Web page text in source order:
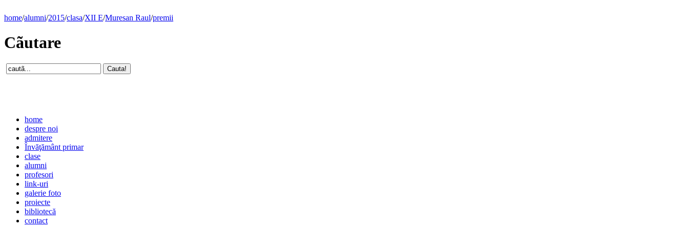
home/alumni/2015/clasa/XII E/Muresan Raul/premii
Cãutare
home
despre noi
admitere
Învăţământ primar
clase
alumni
profesori
link-uri
galerie foto
proiecte
bibliotecă
contact